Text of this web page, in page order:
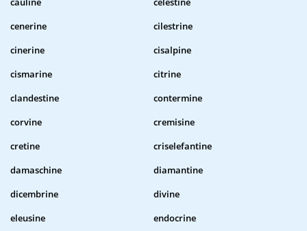
cenerine
cilestrine
cinerine
cisalpine
cismarine
citrine
clandestine
contermine
corvine
cremisine
cretine
criselefantine
damaschine
diamantine
dicembrine
divine
eleusine
endocrine